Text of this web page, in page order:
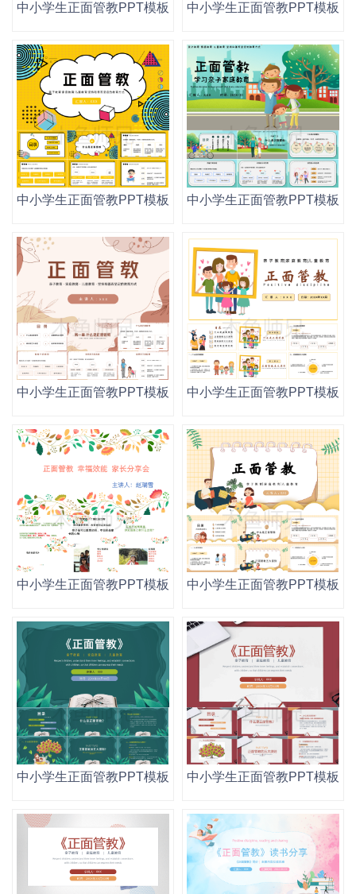
中小学生正面管教PPT模板读书阅读分享会幼儿园家庭教育
中小学生正面管教PPT模板
中小学生正面管教PPT模板读书阅读分享会幼儿园家庭教育
中小学生正面管教PPT模板
中小学生正面管教PPT模板读书阅读分享会幼儿园家庭教育
中小学生正面管教PPT模板
中小学生正面管教PPT模板读书阅读分享会幼儿园家庭教育
中小学生正面管教PPT模板
中小学生正面管教PPT模板读书阅读分享会幼儿园家庭教育
中小学生正面管教PPT模板